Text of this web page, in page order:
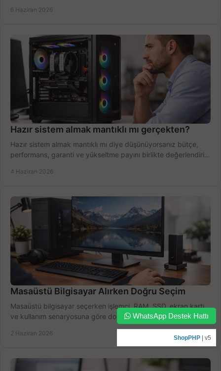
6 Haziran 2026
Hazır sistem almak mantıklı mı gerçekten?
Hazır sistem almak mantıklı mı diye düşünüyorsanız bütçe,
performans, garanti ve yükseltme payını birlikte değerlendirin,
4 Haziran 2026
Masaüstü Bilgisayar Alırken Doğru Seçim
Masaüstü bilgisayar seçerken işlemci, RAM, SSD, ekran kartı
ve kullanım senaryosuna göre doğru modeli bulun, bütçenizi
2 Haziran 2026
WhatsApp Destek Hattı
ShopPHP | v5